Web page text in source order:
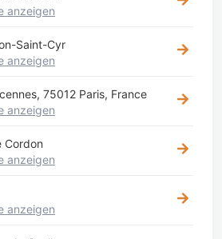
anzeigen
Saint-Cyr
anzeigen
75012 Paris, France
anzeigen
Cordon
anzeigen
anzeigen